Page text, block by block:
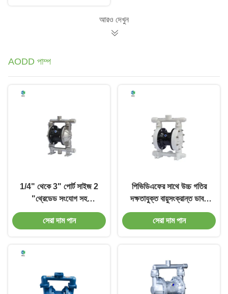
আরও দেখুন
AODD পাম্প
1/4" থেকে 3" পোর্ট সাইজ 2
"থ্রেডেড সংযোগ সহ
বায়ুসংক্রান্ত ডাবল ডায়াফ্রাগম
পাম্প
সেরা দাম পান
পিভিডিএফের সাথে উচ্চ গতির
দক্ষতাযুক্ত বায়ুসংক্রান্ত ডাবল
ডায়াফ্রাম পাম্প
সেরা দাম পান